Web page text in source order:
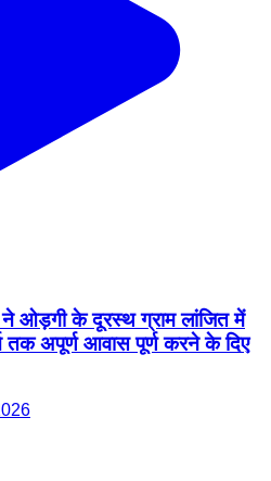
ओड़गी के दूरस्थ ग्राम लांजित में
तक अपूर्ण आवास पूर्ण करने के दिए